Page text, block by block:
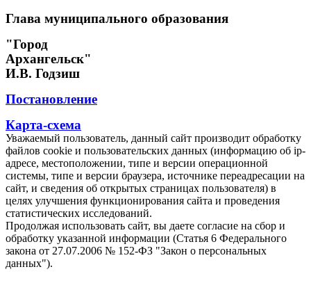
Глава муниципального образования
"Город
Архангельск"
И.В. Годзиш
Постановление
Карта-схема
Уважаемый пользователь, данный сайт производит обработку
файлов cookie и пользовательских данных (информацию об ip-
адресе, местоположении, типе и версии операционной
системы, типе и версии браузера, источнике переадресации на
сайт, и сведения об открытых страницах пользователя) в
целях улучшения функционирования сайта и проведения
статистических исследований.
Продолжая использовать сайт, вы даете согласие на сбор и
обработку указанной информации (Статья 6 Федерального
закона от 27.07.2006 № 152-ФЗ "Закон о персональных
данных").